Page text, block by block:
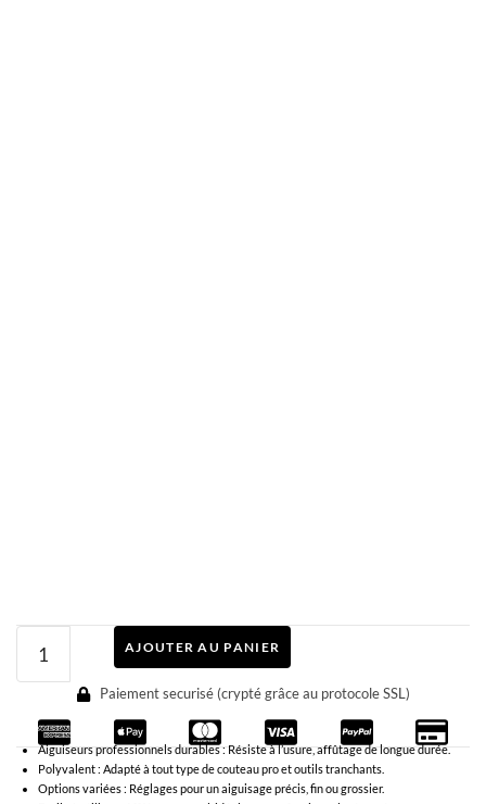
AJOUTER AU PANIER
Paiement securisé (crypté grâce au protocole SSL)
Aiguiseurs professionnels durables : Résiste à l’usure, affûtage de longue durée.